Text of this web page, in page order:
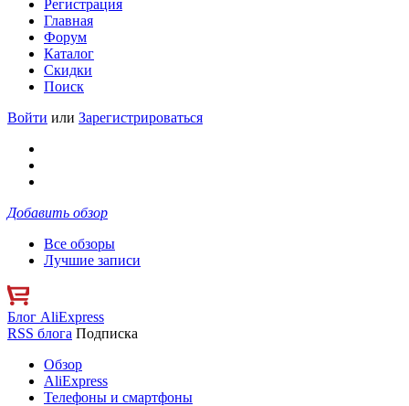
Регистрация
Главная
Форум
Каталог
Скидки
Поиск
Войти или Зарегистрироваться
Добавить обзор
Все обзоры
Лучшие записи
Блог AliExpress
RSS блога Подписка
Обзор
AliExpress
Телефоны и смартфоны